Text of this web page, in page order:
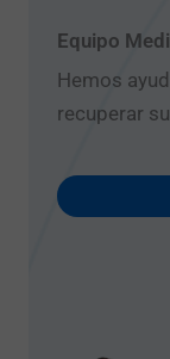
Equipo
Hemos
recuperar